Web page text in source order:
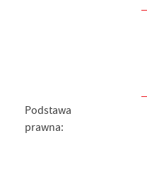
Podstawa
prawna: